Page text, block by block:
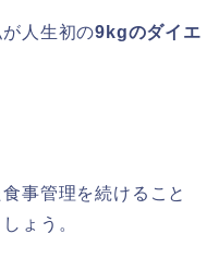
人生初の9kgのダイエ
事管理を続けること
ょう。